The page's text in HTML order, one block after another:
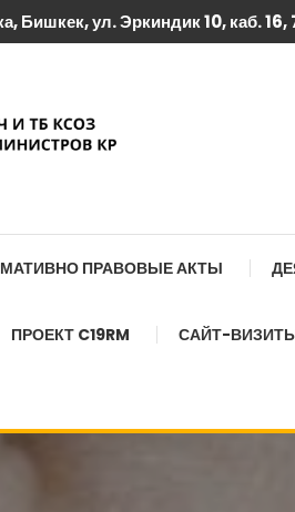
Бишкек, ул. Эркиндик 10, каб.
ПРАВОВЫЕ АКТЫ
ПРОЕКТ C19RM САЙТ-